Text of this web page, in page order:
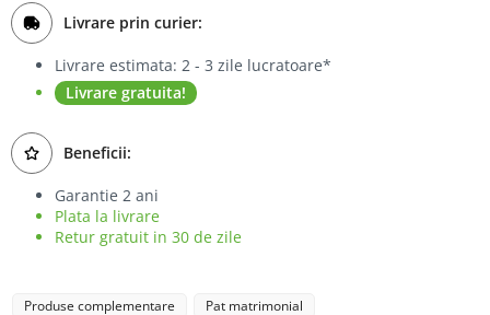
Livrare prin curier:
Livrare estimata: 2 - 3 zile lucratoare*
Livrare gratuita!
Beneficii:
Garantie 2 ani
Plata la livrare
Retur gratuit in 30 de zile
Produse complementare Pat matrimonial